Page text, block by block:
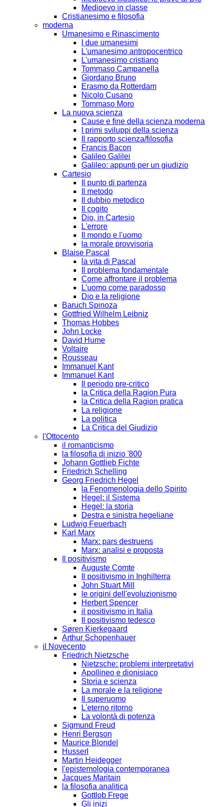
Medioevo in classe
Cristianesimo e filosofia
moderna
Umanesimo e Rinascimento
I due umanesimi
L'umanesimo antropocentrico
L'umanesimo cristiano
Tommaso Campanella
Giordano Bruno
Erasmo da Rotterdam
Nicolo Cusano
Tommaso Moro
La nuova scienza
Cause e fine della scienza moderna
I primi sviluppi della scienza
Il rapporto scienza/filosofia
Francis Bacon
Galileo Galilei
Galileo: appunti per un giudizio
Cartesio
Il punto di partenza
Il metodo
Il dubbio metodico
Il cogito
Dio, in Cartesio
L'errore
Il mondo e l'uomo
la morale provvisoria
Blaise Pascal
la vita di Pascal
Il problema fondamentale
Come affrontare il problema
L'uomo come paradosso
Dio e la religione
Baruch Spinoza
Gottfried Wilhelm Leibniz
Thomas Hobbes
John Locke
David Hume
Voltaire
Rousseau
Immanuel Kant
Immanuel Kant
Il periodo pre-critico
la Critica della Ragion Pura
la Critica della Ragion pratica
La religione
La politica
La Critica del Giudizio
l'Ottocento
il romanticismo
la filosofia di inizio '800
Johann Gottlieb Fichte
Friedrich Schelling
Georg Friedrich Hegel
la Fenomenologia dello Spirito
Hegel: il Sistema
Hegel: la storia
Destra e sinistra hegeliane
Ludwig Feuerbach
Karl Marx
Marx: pars destruens
Marx: analisi e proposta
Il positivismo
Auguste Comte
Il positivismo in Inghilterra
John Stuart Mill
le origini dell'evoluzionismo
Herbert Spencer
il positivismo in Italia
Il positivismo tedesco
Søren Kierkegaard
Arthur Schopenhauer
il Novecento
Friedrich Nietzsche
Nietzsche: problemi interpretativi
Apollineo e dionisiaco
Storia e scienza
La morale e la religione
Il superuomo
L'eterno ritorno
La volontà di potenza
Sigmund Freud
Henri Bergson
Maurice Blondel
Husserl
Martin Heidegger
l'epistemologia contemporanea
Jacques Maritain
la filosofia analitica
Gottlob Frege
Gli inizi